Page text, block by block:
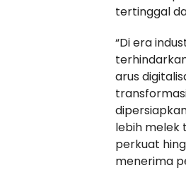
tertinggal
“Di era
arus
lebih melek
perkuat
menerima